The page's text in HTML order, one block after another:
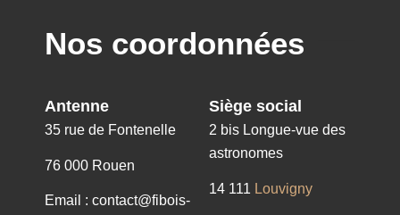
Nos coordonnées
Antenne
35 rue de Fontenelle
76 000 Rouen
Email : contact@fibois-
Siège social
2 bis Longue-vue des
astronomes
14 111 Louvigny